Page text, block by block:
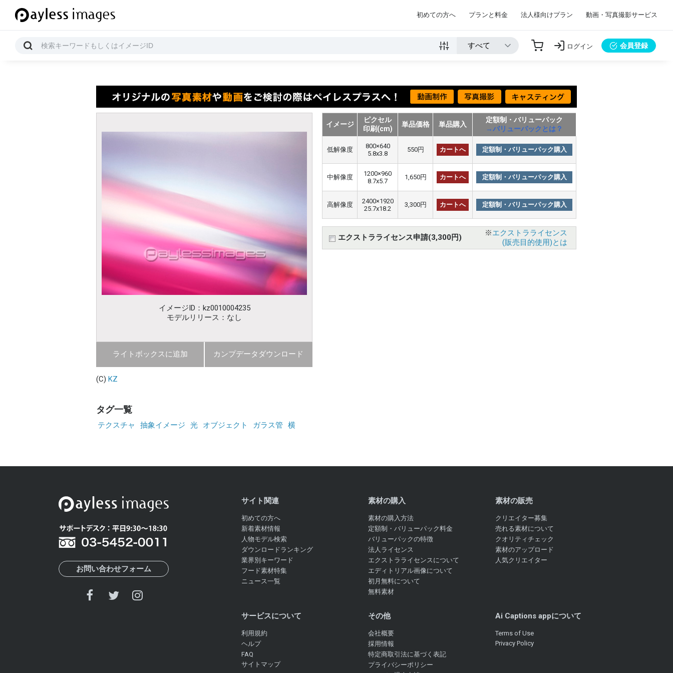
初めての方へ プランと料金 法人様向けプラン 動画・写真撮影サービス
ログイン 会員登録
イメージID：kz0010004235
モデルリリース：なし
ライトボックスに追加 カンプデータダウンロード
イメージ
ピクセル
印刷(cm)
単品価格 単品購入
定額制・バリューパック
→バリューパックとは？
低解像度
800×640
5.8x3.8
550円 カートへ 定額制・バリューパック購入
中解像度
1200×960
8.7x5.7
1,650円 カートへ 定額制・バリューパック購入
高解像度
2400×1920
25.7x18.2
3,300円 カートへ 定額制・バリューパック購入
エクストラライセンス申請(3,300円) ※エクストラライセンス
(販売目的使用)とは
(C) KZ
タグ一覧
テクスチャ 抽象イメージ 光 オブジェクト ガラス管 横
お問い合わせフォーム
サイト関連
初めての方へ
新着素材情報
人物モデル検索
ダウンロードランキング
業界別キーワード
フード素材特集
ニュース一覧
素材の購入
素材の購入方法
定額制・バリューパック料金
バリューパックの特徴
法人ライセンス
エクストラライセンスについて
エディトリアル画像について
初月無料について
無料素材
素材の販売
クリエイター募集
売れる素材について
クオリティチェック
素材のアップロード
人気クリエイター
サービスについて
利用規約
ヘルプ
FAQ
サイトマップ
その他
会社概要
採用情報
特定商取引法に基づく表記
プライバシーポリシー
Ai Captions appについて
Terms of Use
Privacy Policy